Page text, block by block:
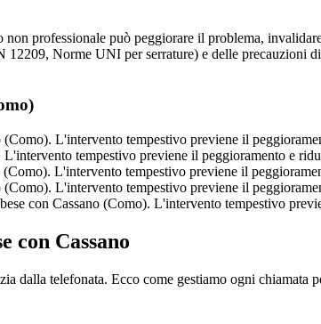
professionale può peggiorare il problema,
Norme UNI per serrature) e delle precauzioni
L'intervento tempestivo previene il
tempestivo previene il peggioramento e
L'intervento tempestivo previene il
L'intervento tempestivo previene il
con Cassano (Como). L'intervento tempestivo
con Cassano
telefonata. Ecco come gestiamo ogni chiamata